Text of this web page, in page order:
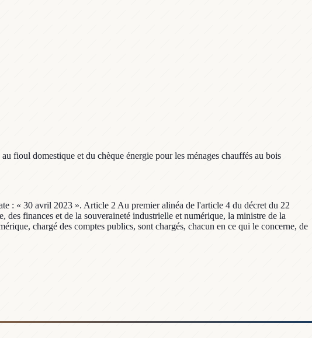
fioul domestique et du chèque énergie pour les ménages chauffés au bois
: « 30 avril 2023 ». Article 2 Au premier alinéa de l'article 4 du décret du 22
finances et de la souveraineté industrielle et numérique, la ministre de la
chargé des comptes publics, sont chargés, chacun en ce qui le concerne, de